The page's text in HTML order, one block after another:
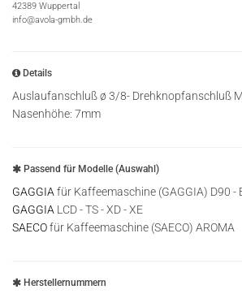
42389 Wuppertal
info@avola-gmbh.de
Details
Auslaufanschluß ø 3/8- Drehknopfanschluß
Nasenhöhe: 7mm
Passend für Modelle (Auswahl)
GAGGIA für Kaffeemaschine (GAGGIA) D90 -
GAGGIA LCD - TS - XD - XE
SAECOfür Kaffeemaschine (SAECO) AROMA
Herstellernummern